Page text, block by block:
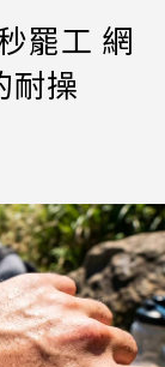
罷工 網
耐操